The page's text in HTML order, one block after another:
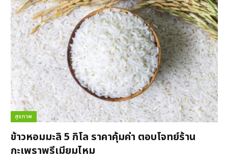
สุขภาพ
ข้าวหอมมะลิ 5 กิโล ราคาคุ้มค่า ตอบโจทย์ร้าน
กะเพราพรีเมียมไหม